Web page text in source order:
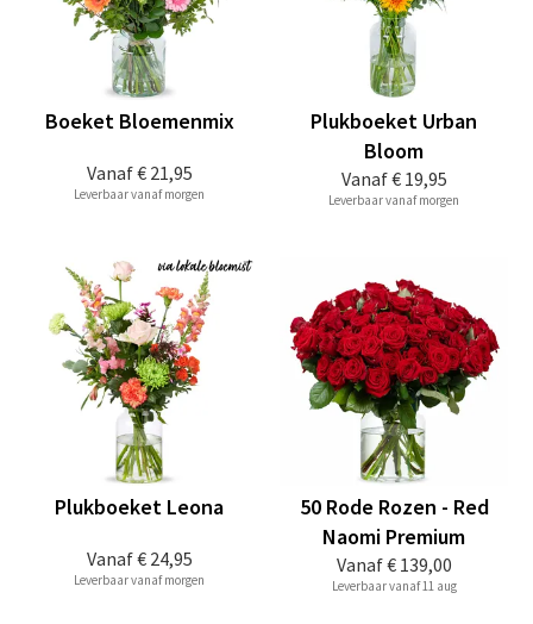
Vanaf€ 21,95
Boeket Bloemenmix
Leverbaar vanaf morgen
Vanaf€ 19,95
Plukboeket Urban
Bloom
Leverbaar vanaf morgen
Vanaf€ 24,95
Plukboeket Leona
Leverbaar vanaf morgen
Vanaf€ 139,00
50 Rode Rozen - Red
Naomi Premium
Leverbaar vanaf 11 aug